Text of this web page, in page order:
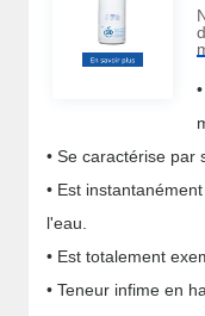
• Se caractérise par
• Est
l'eau.
• Est totalement
• Teneur infime en